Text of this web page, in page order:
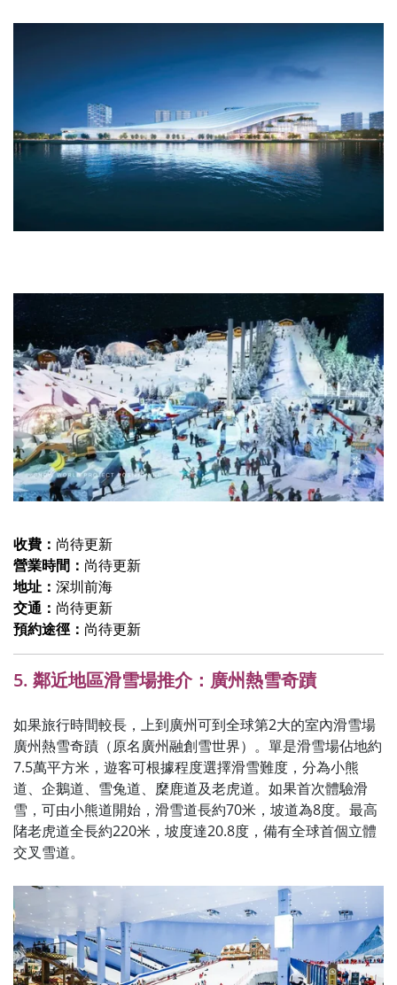
收費： 尚待更新
營業時間： 尚待更新
地址： 深圳前海
交通： 尚待更新
預約途徑： 尚待更新
5. 鄰近地區滑雪場推介：廣州熱雪奇蹟
如果旅行時間較長，上到廣州可到全球第2大的室內滑雪場
廣州熱雪奇蹟（原名廣州融創雪世界）。單是滑雪場佔地約
7.5萬平方米，遊客可根據程度選擇滑雪難度，分為小熊
道、企鵝道、雪兔道、穈鹿道及老虎道。如果首次體驗滑
雪，可由小熊道開始，滑雪道長約70米，坡道為8度。最高
陼老虎道全長約220米，坡度達20.8度，備有全球首個立體
交叉雪道。